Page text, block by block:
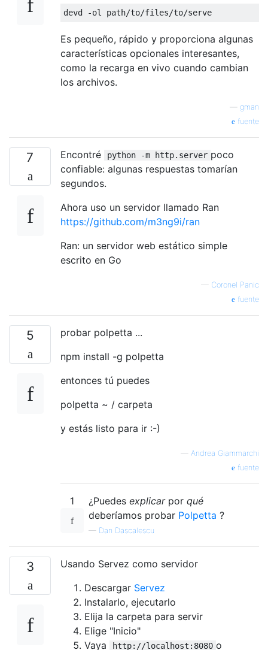
Es pequeño, rápido y proporciona algunas
características opcionales interesantes,
como la recarga en vivo cuando cambian
los archivos.
gman
fuente
7 Encontré python -m http.server poco
confiable: algunas respuestas tomarían
segundos.
Ahora uso un servidor llamado Ran
https://github.com/m3ng9i/ran
Ran: un servidor web estático simple
escrito en Go
— Coronel Panic
fuente
5
probar polpetta ...
npm install -g polpetta
entonces tú puedes
polpetta ~ / carpeta
y estás listo para ir :-)
— Andrea Giammarchi
fuente
1 ¿Puedes explicarpor qué
deberíamos probar Polpetta ?
— Dan Dascalescu
3
Usando Servez como servidor
Descargar Servez
Instalarlo, ejecutarlo
Elija la carpeta para servir
Elige "Inicio"
Vaya
http://localhost:8080 o